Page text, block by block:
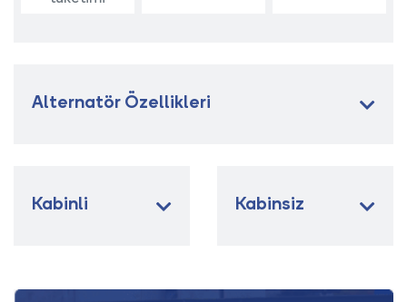
Alternatör Özellikleri
Kabinli Kabinsiz